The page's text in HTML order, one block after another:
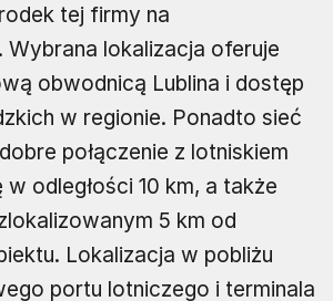
tej firmy na
Wybrana lokalizacja oferuje
obwodnicą Lublina i dostęp
w regionie. Ponadto sieć
połączenie z lotniskiem
w odległości 10 km, a także
5 km od
Lokalizacja w pobliżu
portu lotniczego i terminala